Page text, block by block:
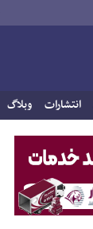
انتشارات وبلاگ